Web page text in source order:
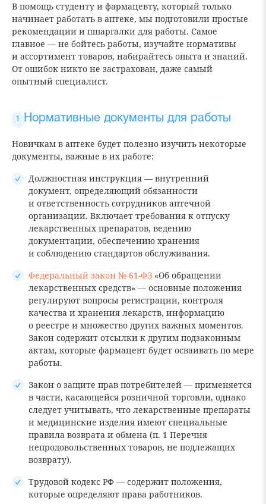
В помощь студенту и фармацевту, который только
начинает работать в аптеке, мы подготовили простые
рекомендации и шпаргалки для работы. Самое
главное — не бойтесь работы, изучайте нормативы
и ассортимент товаров, набирайтесь опыта и знаний.
От ошибок никто не застрахован, даже самый
опытный специалист.
Нормативные документы для работы
Новичкам в аптеке будет полезно изучить некоторые
документы, важные в их работе:
Должностная инструкция — внутренний
документ, определяющий обязанности
и ответственность сотрудников аптечной
организации. Включает требования к отпуску
лекарственных препаратов, ведению
документации, обеспечению хранения
и соблюдению стандартов обслуживания.
Федеральный закон № 61-ФЗ «Об обращении
лекарственных средств» — основные положения
регулируют вопросы регистрации, контроля
качества и хранения лекарств, информацию
о реестре и множество других важных моментов.
Закон содержит отсылки к другим подзаконным
актам, которые фармацевт будет осваивать по мере
работы.
Закон о защите прав потребителей — применяется
в части, касающейся розничной торговли, однако
следует учитывать, что лекарственные препараты
и медицинские изделия имеют специальные
правила возврата и обмена (п. 1 Перечня
непродовольственных товаров, не подлежащих
возврату).
Трудовой кодекс РФ — содержит положения,
которые определяют права работников.